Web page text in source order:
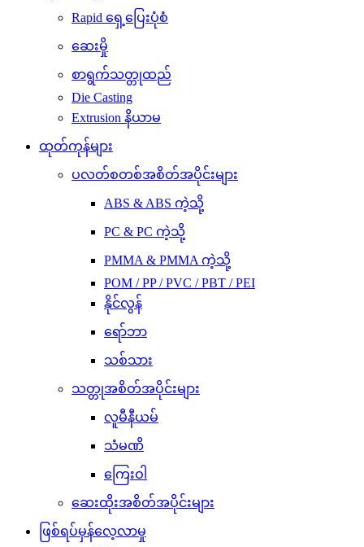
Rapid ရှေ့ပြေးပုံစံ
ဆေးမှို
စာရွက်သတ္တုထည်
Die Casting
Extrusion နိယာမ
ထုတ်ကုန်များ
ပလတ်စတစ်အစိတ်အပိုင်းများ
ABS & ABS ကဲ့သို့
PC & PC ကဲ့သို့
PMMA & PMMA ကဲ့သို့
POM / PP / PVC / PBT / PEI
နိုင်လွန်
ရော်ဘာ
သစ်သား
သတ္တုအစိတ်အပိုင်းများ
လူမီနီယမ်
သံမဏိ
ကြေးဝါ
ဆေးထိုးအစိတ်အပိုင်းများ
ဖြစ်ရပ်မှန်လေ့လာမှု